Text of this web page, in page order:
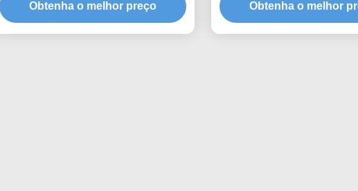
Obtenha o melhor preço
Obtenha o melhor